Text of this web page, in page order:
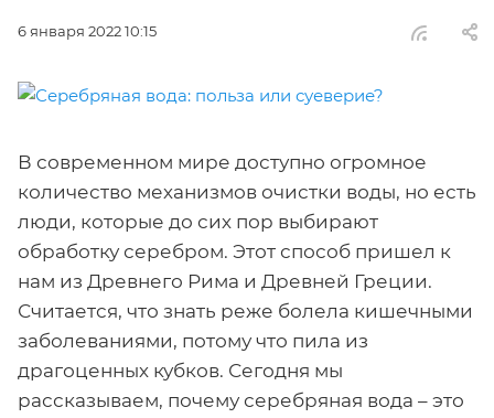
6 января 2022 10:15
В современном мире доступно огромное
количество механизмов очистки воды, но есть
люди, которые до сих пор выбирают
обработку серебром. Этот способ пришел к
нам из Древнего Рима и Древней Греции.
Считается, что знать реже болела кишечными
заболеваниями, потому что пила из
драгоценных кубков. Сегодня мы
рассказываем, почему серебряная вода – это